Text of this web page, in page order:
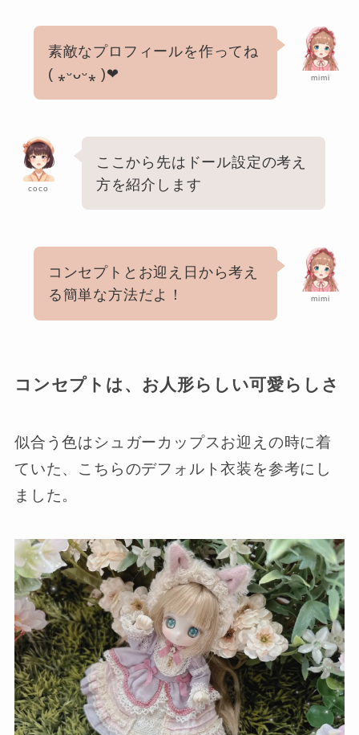
mimi
素敵なプロフィールを作ってね
( ⁎ᵕᴗᵕ⁎ )❤︎
coco
ここから先はドール設定の考え
方を紹介します
mimi
コンセプトとお迎え日から考え
る簡単な方法だよ！
コンセプトは、お人形らしい可愛らしさ
似合う色はシュガーカップスお迎えの時に着
ていた、こちらのデフォルト衣装を参考にし
ました。